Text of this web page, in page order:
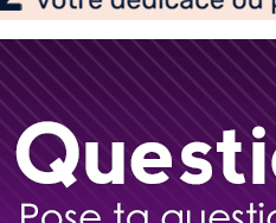
12 nouvelles musiques
3 personnes viennent de
2 personnes viennent de
3 personnes viennent de
2 nouvelles musiques
8 personnes viennent